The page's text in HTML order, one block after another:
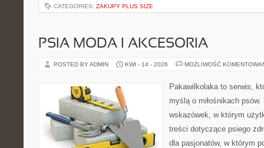
CATEGORIES: ZAKUPY PLUS SIZE
PSIA MODA I AKCESORIA
POSTED BY ADMIN KWI - 14 - 2026 MOŻLIWOŚĆ
Pakawilkolaka to serwis,
myślą o miłośnikach
wskazówek, w którym
treści dotyczące psiego
dla pasjonatów, w którym